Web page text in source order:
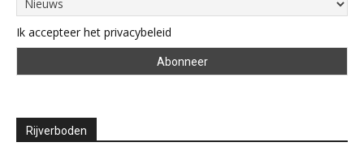
Ik accepteer het privacybeleid
Rijverboden